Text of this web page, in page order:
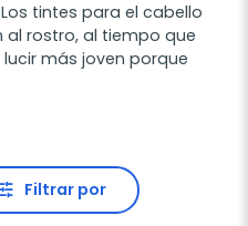
tintes para el cabello
rostro, al tiempo que
más joven porque
Filtrar por